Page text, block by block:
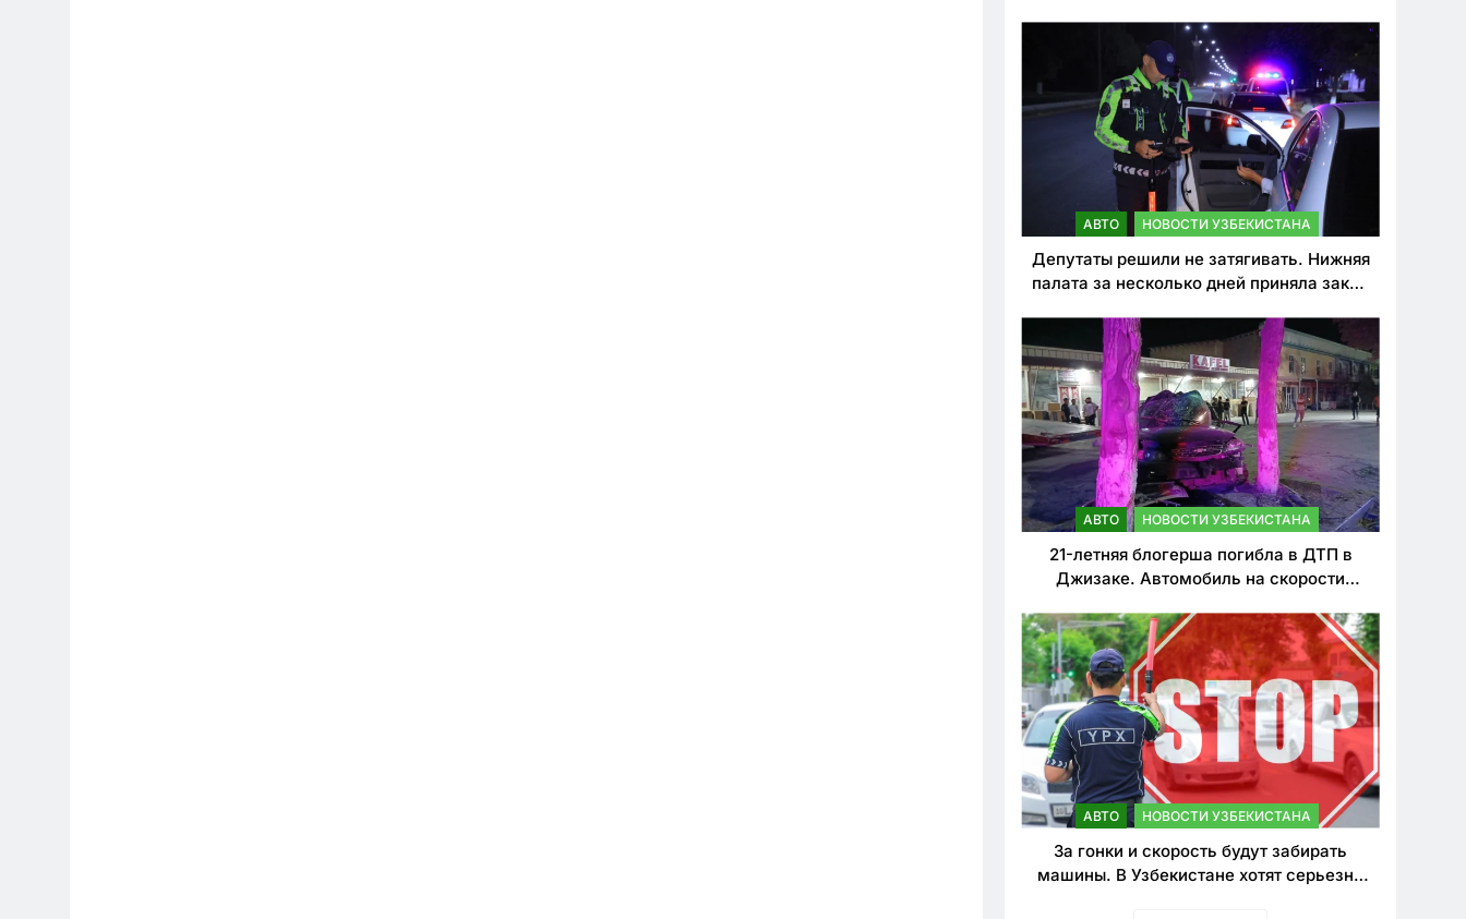
АВТО НОВОСТИ УЗБЕКИСТАНА
Депутаты решили не затягивать. Нижняя
палата за несколько дней приняла закон
нарушителей ПДД
АВТО НОВОСТИ УЗБЕКИСТАНА
21-летняя блогерша погибла в ДТП в
Джизаке. Автомобиль на скорости
АВТО НОВОСТИ УЗБЕКИСТАНА
За гонки и скорость будут забирать
машины. В Узбекистане хотят серьезно